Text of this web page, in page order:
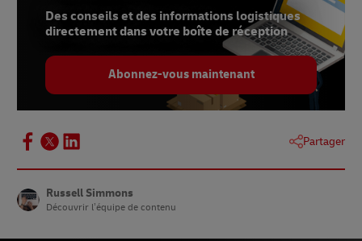
Des conseils et des informations logistiques
directement dans votre boîte de réception
Abonnez-vous maintenant
Partager
Russell Simmons
Découvrir l’équipe de contenu